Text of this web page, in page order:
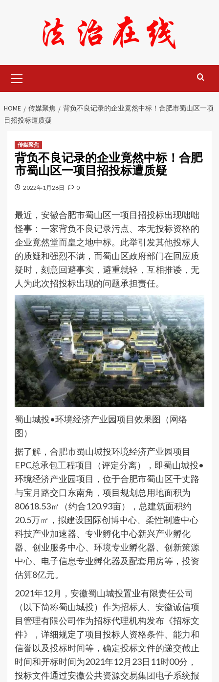
Menu
HOME 传媒聚焦
背负不良记录的企业竟然中标！合肥市蜀山区一项
目招投标遭质疑
传媒聚焦
背负不良记录的企业竟然中标！合肥
市蜀山区一项目招投标遭质疑
2022年1月26日 0
最近，安徽合肥市蜀山区一项目招投标出现咄咄
怪事：一家背负不良记录污点、本无投标资格的
企业竟然堂而皇之地中标。此举引发其他投标人
的质疑和强烈不满，而蜀山区政府部门在回应质
疑时，刻意回避事实，避重就轻，互相推诿，无
人为此次招投标出现的问题承担责任。
蜀山城投•环境经济产业园项目效果图（网络
图）
据了解，合肥市蜀山城投环境经济产业园项目
EPC总承包工程项目（评定分离），即蜀山城投•
环境经济产业园项目，位于合肥市蜀山区千丈路
与宝月路交口东南角，项目规划总用地面积为
80618.53㎡（约合120.93亩），总建筑面积约
20.5万㎡，拟建设国际创博中心、柔性制造中心
科技产业加速器、专业孵化中心新兴产业孵化
器、创业服务中心、环境专业孵化器、创新策源
中心、电子信息专业孵化器及配套用房等，投资
估算8亿元。
2021年12月，安徽蜀山城投置业有限责任公司
（以下简称蜀山城投）作为招标人、安徽诚信项
目管理有限公司作为招标代理机构发布《招标文
件》，详细规定了项目投标人资格条件、能力和
信誉以及投标时间等，确定投标文件的递交截止
时间和开标时间为2021年12月23日11时00分，
投标文件通过安徽公共资源交易集团电子系统报